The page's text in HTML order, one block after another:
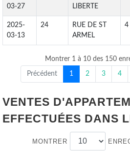
03-27
LIBERTE
2025-
03-13
24
RUE DE ST
ARMEL
4
Montrer 1 à 10 des 150
Précédent 1 2 3 4
VENTES
EFFECTUÉES DANS
MONTRER